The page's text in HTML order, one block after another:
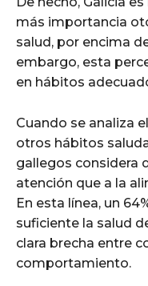
más importancia
salud, por encima
embargo, esta
en hábitos
Cuando se analiza
otros hábitos
gallegos considera
atención que a la
En esta línea, un
suficiente la salud
clara brecha entre
comportamiento.